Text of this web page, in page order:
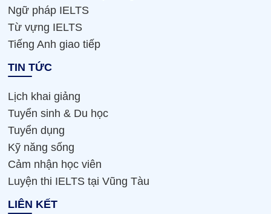
Ngữ pháp IELTS
Từ vựng IELTS
Tiếng Anh giao tiếp
TIN TỨC
Lịch khai giảng
Tuyển sinh & Du học
Tuyển dụng
Kỹ năng sống
Cảm nhận học viên
Luyện thi IELTS tại Vũng Tàu
LIÊN KẾT